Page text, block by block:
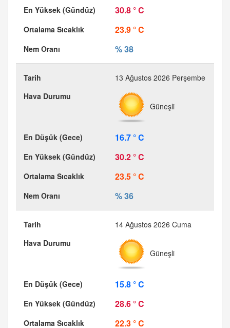
30.8 ° C
23.9 ° C
% 38
13 Ağustos 2026 Perşembe
Güneşli
16.7 ° C
30.2 ° C
23.5 ° C
% 36
14 Ağustos 2026 Cuma
Güneşli
15.8 ° C
28.6 ° C
22.3 ° C